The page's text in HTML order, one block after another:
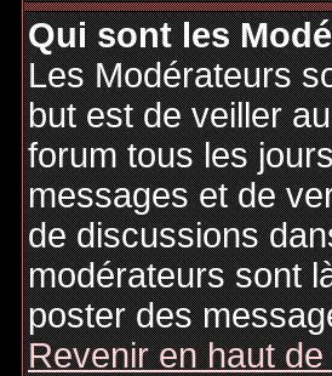
Qui sont les
Les Modérateurs
but est de veiller
forum tous les
messages et de
de discussions
modérateurs sont
poster des
Revenir en haut